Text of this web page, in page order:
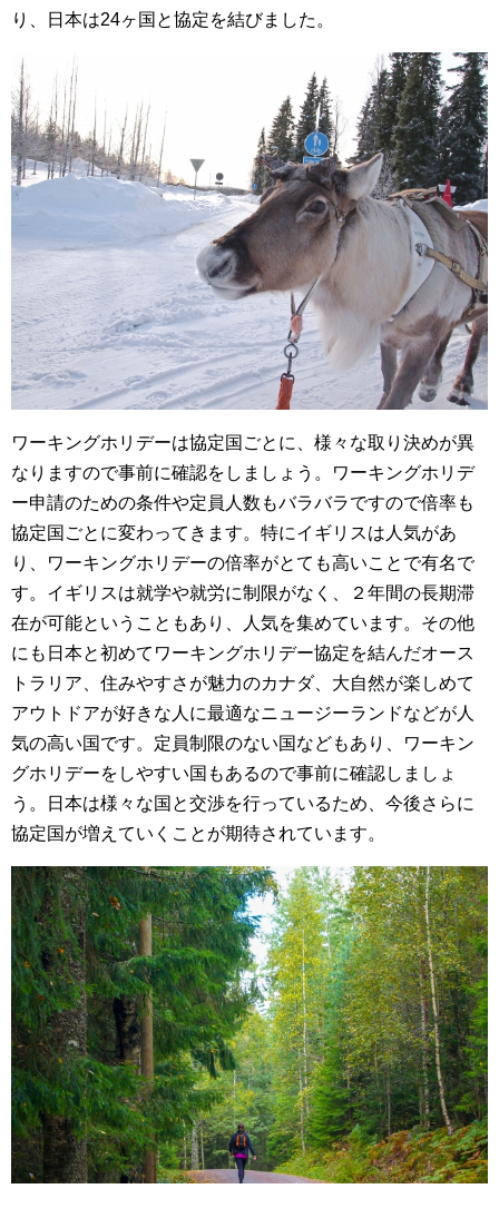
り、日本は24ヶ国と協定を結びました。
ワーキングホリデーは協定国ごとに、様々な取り決めが異
なりますので事前に確認をしましょう。ワーキングホリデ
ー申請のための条件や定員人数もバラバラですので倍率も
協定国ごとに変わってきます。特にイギリスは人気があ
り、ワーキングホリデーの倍率がとても高いことで有名で
す。イギリスは就学や就労に制限がなく、２年間の長期滞
在が可能ということもあり、人気を集めています。その他
にも日本と初めてワーキングホリデー協定を結んだオース
トラリア、住みやすさが魅力のカナダ、大自然が楽しめて
アウトドアが好きな人に最適なニュージーランドなどが人
気の高い国です。定員制限のない国などもあり、ワーキン
グホリデーをしやすい国もあるので事前に確認しましょ
う。日本は様々な国と交渉を行っているため、今後さらに
協定国が増えていくことが期待されています。